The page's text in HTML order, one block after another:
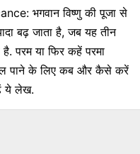
भगवान विष्णु की पूजा से
बढ़ जाता है, जब यह तीन
परम या फिर कहें परमा
पाने के लिए कब और कैसे करें
ये लेख.